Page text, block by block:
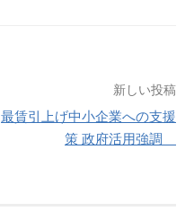
新しい投稿
最賃引上げ中小企業への支援
策 政府活用強調